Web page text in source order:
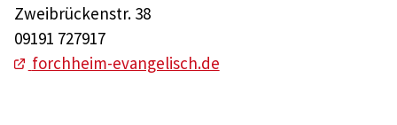
Zweibrückenstr. 38
09191 727917
forchheim-evangelisch.de